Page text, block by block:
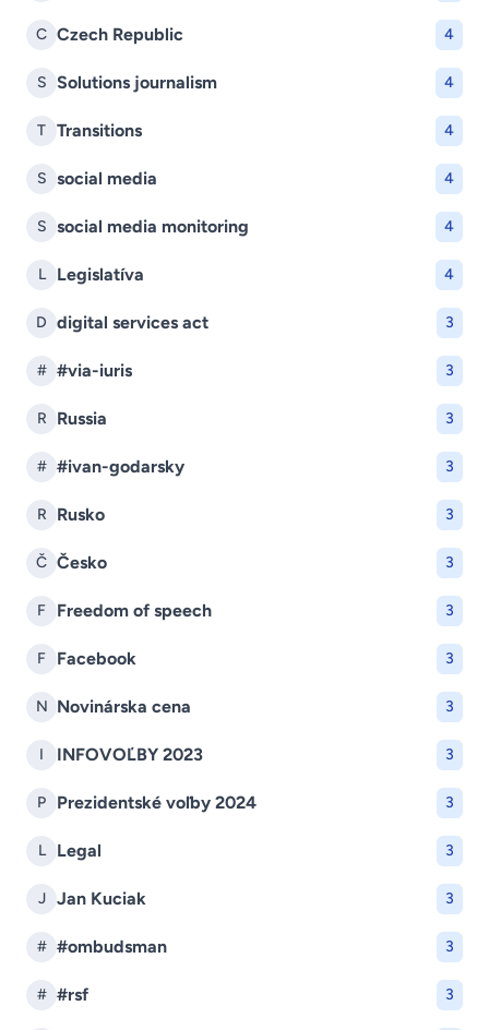
C Czech Republic 4
S Solutions journalism 4
T Transitions 4
S social media 4
S social media monitoring 4
L Legislatíva 4
D digital services act 3
# #via-iuris 3
R Russia 3
# #ivan-godarsky 3
R Rusko 3
Č Česko 3
F Freedom of speech 3
F Facebook 3
N Novinárska cena 3
I INFOVOĽBY 2023 3
P Prezidentské voľby 2024 3
L Legal 3
J Jan Kuciak 3
# #ombudsman 3
# #rsf 3